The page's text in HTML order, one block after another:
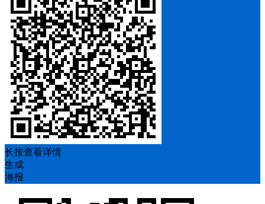
长按查看详情
生成
海报